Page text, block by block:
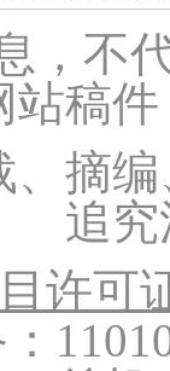
，不
站稿
、摘
追
许可